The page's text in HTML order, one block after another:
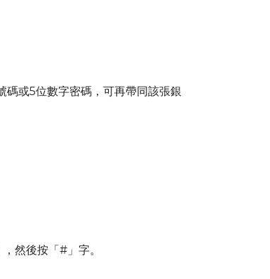
碼或5位數字密碼，可再帶同該張銀
然後按「#」字。